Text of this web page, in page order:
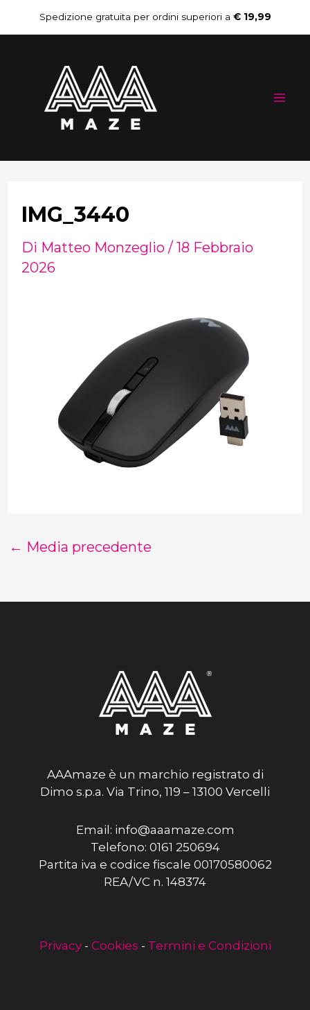
al
contenuto
Spedizione gratuita per ordini superiori a € 19,99
IMG_3440
Di Matteo Monzeglio / 18 Febbraio
2026
Navigazione
articoli
← Media precedente
AAAmaze è un marchio registrato di
Dimo s.p.a. Via Trino, 119 – 13100 Vercelli
Email: info@aaamaze.com
Telefono: 0161 250694
Partita iva e codice fiscale 00170580062
REA/VC n. 148374
Privacy- Cookies - Termini e Condizioni